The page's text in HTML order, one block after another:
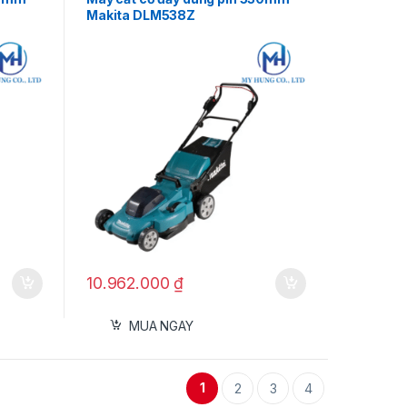
Makita DLM538Z
10.962.000 ₫
MUA NGAY
1 2 3 4